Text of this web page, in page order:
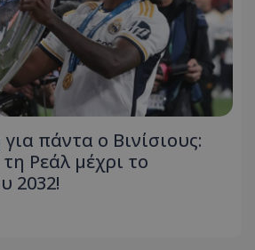
πάντα ο Βινίσιους:
Ρεάλ μέχρι το
2032!